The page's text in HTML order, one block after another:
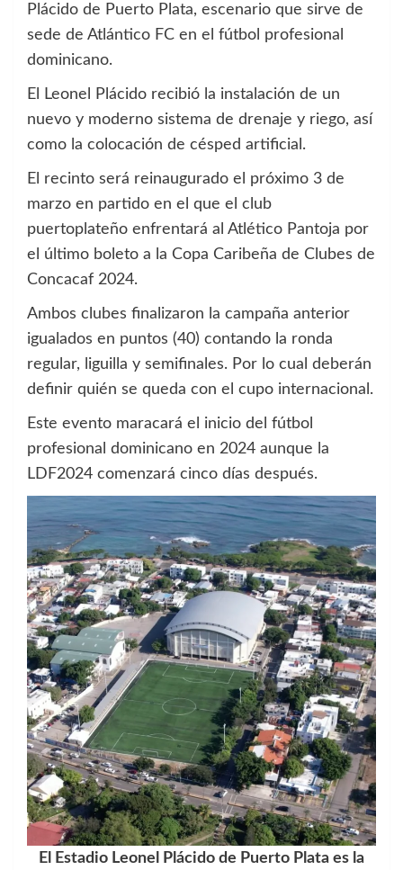
Plácido de Puerto Plata, escenario que sirve de
sede de Atlántico FC en el fútbol profesional
dominicano.
El Leonel Plácido recibió la instalación de un
nuevo y moderno sistema de drenaje y riego, así
como la colocación de césped artificial.
El recinto será reinaugurado el próximo 3 de
marzo en partido en el que el club
puertoplateño enfrentará al Atlético Pantoja por
el último boleto a la Copa Caribeña de Clubes de
Concacaf 2024.
Ambos clubes finalizaron la campaña anterior
igualados en puntos (40) contando la ronda
regular, liguilla y semifinales. Por lo cual deberán
definir quién se queda con el cupo internacional.
Este evento maracará el inicio del fútbol
profesional dominicano en 2024 aunque la
LDF2024 comenzará cinco días después.
El Estadio Leonel Plácido de Puerto Plata es la